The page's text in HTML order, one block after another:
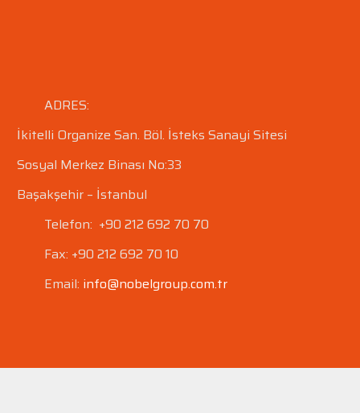
ADRES:
İkitelli Organize San. Böl. İsteks Sanayi Sitesi
Sosyal Merkez Binası No:33
Başakşehir – İstanbul
Telefon: +90 212 692 70 70
Fax: +90 212 692 70 10
Email: info@nobelgroup.com.tr